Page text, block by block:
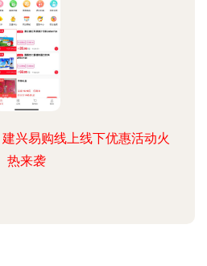
兴易购线上线下优惠活动火
热来袭